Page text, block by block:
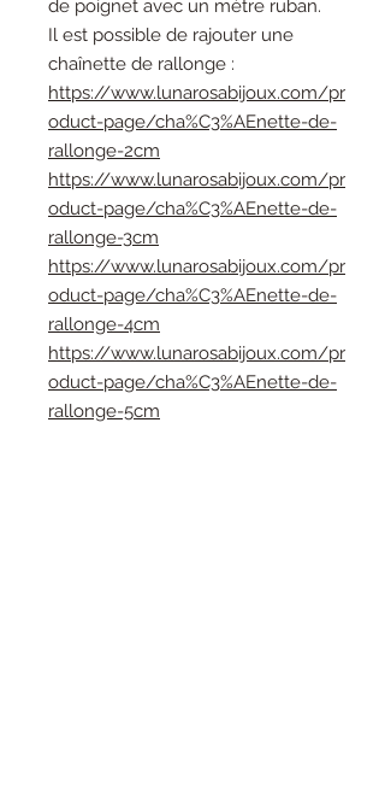
de poignet avec un mètre ruban.
Il est possible de rajouter une
chaînette de rallonge :
https://www.lunarosabijoux.com/pr
oduct-page/cha%C3%AEnette-de-
rallonge-2cm
https://www.lunarosabijoux.com/pr
oduct-page/cha%C3%AEnette-de-
rallonge-3cm
https://www.lunarosabijoux.com/pr
oduct-page/cha%C3%AEnette-de-
rallonge-4cm
https://www.lunarosabijoux.com/pr
oduct-page/cha%C3%AEnette-de-
rallonge-5cm